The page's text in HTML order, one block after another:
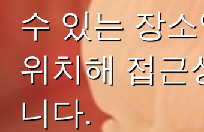
수 있는 장
위치해 접근
니다.